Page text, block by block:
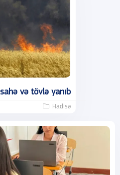
və tövlə yanıb
Hadisə